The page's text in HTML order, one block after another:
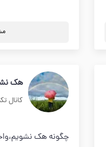
هک
کانال
چگونه هک